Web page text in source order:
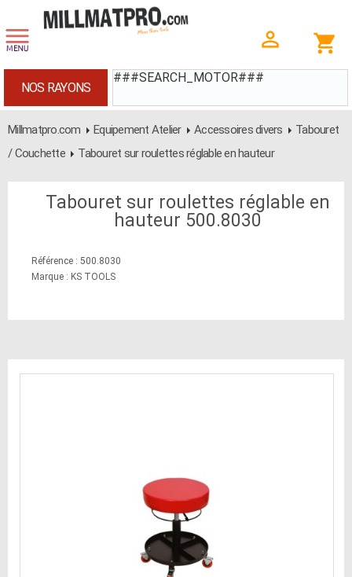
###SEARCH_MOTOR###
NOS RAYONS
Millmatpro.com Equipement Atelier Accessoires divers
Tabouret
/ Couchette
Tabouret sur roulettes réglable en hauteur
Tabouret sur roulettes réglable en
hauteur 500.8030
Référence : 500.8030
Marque : KS TOOLS